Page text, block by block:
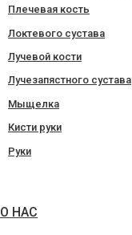
Плечевая кость
Локтевого сустава
Лучевой кости
Лучезапястного сустава
Мыщелка
Кисти руки
Руки
О НАС